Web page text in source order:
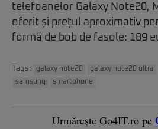
telefoanelor Galaxy Note20,
oferit și prețul aproximativ
formă de bob de fasole: 189
Tags: galaxy note20 galaxy note20 ultra
samsung
smartphone
Urmărește Go4IT.ro pe